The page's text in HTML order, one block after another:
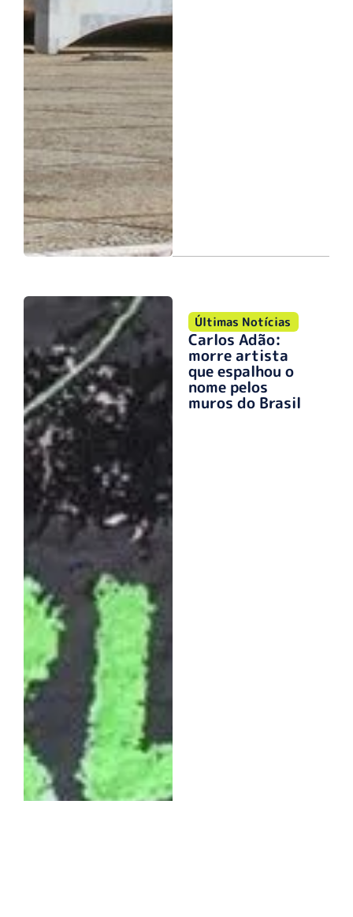
Últimas Notícias
Carlos Adão:
morre artista
que espalhou o
nome pelos
muros do Brasil